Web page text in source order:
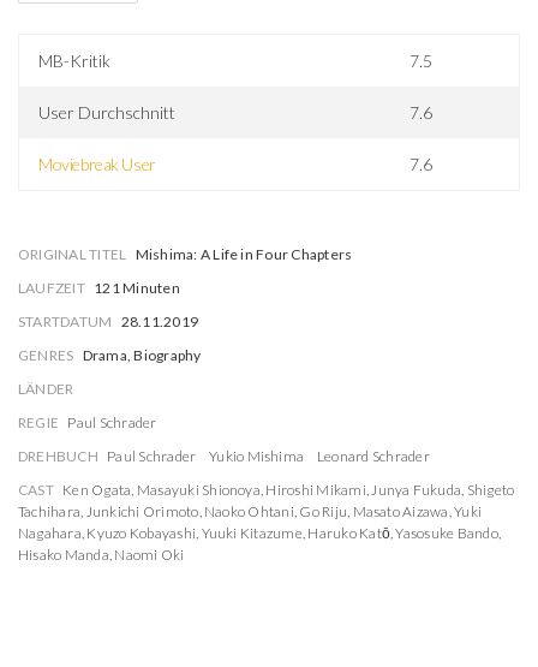
MB-Kritik 7.5
User Durchschnitt 7.6
Moviebreak User 7.6
ORIGINAL TITEL Mishima: A Life in Four Chapters
LAUFZEIT 121 Minuten
STARTDATUM 28.11.2019
GENRES Drama, Biography
LÄNDER
REGIE Paul Schrader
DREHBUCH Paul Schrader Yukio Mishima
Leonard Schrader
CAST Ken Ogata, Masayuki Shionoya, Hiroshi Mikami,Junya Fukuda, Shigeto
Tachihara, Junkichi Orimoto, Naoko Ohtani, Go Riju, Masato Aizawa,Yuki
Nagahara, Kyuzo Kobayashi, Yuuki Kitazume, Haruko Katō,Yasosuke Bando,
Hisako Manda, Naomi Oki